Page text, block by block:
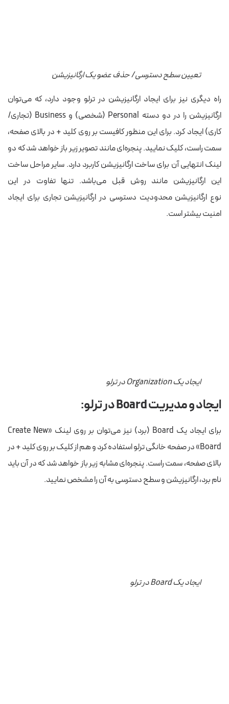
تعیین سطح دسترسی / حذف عضو یک ارگانیزیشن
راه دیگری نیز برای ایجاد ارگانیزیشن در ترلو وجود دارد، که می‌توان
ارگانیزیشن را در دو دسته Personal (شخصی) و Business (تجاری/
کاری) ایجاد کرد. برای این منظور کافیست بر روی کلید + در بالای صفحه،
سمت راست، کلیک نمایید. پنجره‌ای مانند تصویر زیر باز خواهد شد که دو
لینک انتهایی آن برای ساخت ارگانیزیشن کاربرد دارد. سایر مراحل ساخت
این ارگانیزیشن مانند روش قبل می‌باشد. تنها تفاوت در این
نوع ارگانیزیشن محدودیت دسترسی در ارگانیزیشن تجاری برای ایجاد
امنیت بیشتر است.
ایجاد یک Organization در ترلو
ایجاد و مدیریت Board در ترلو:
برای ایجاد یک Board (برد) نیز می‌توان بر روی لینک «Create New
Board» در صفحه خانگی ترلو استفاده کرد و هم از کلیک بر روی کلید + در
بالای صفحه، سمت راست. پنجره‌ای مشابه زیر باز خواهد شد که در آن باید
نام برد، ارگانیزیشن و سطح دسترسی به آن را مشخص نمایید.
ایجاد یک Board در ترلو